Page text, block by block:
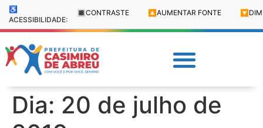
♿
ACESSIBILIDADE:
🔳 CONTRASTE 🔼 AUMENTAR FONTE 🔽
Dia: 20 de julho de